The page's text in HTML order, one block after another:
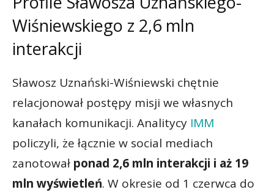
Wiśniewskiego z 2,6 mln
interakcji
Sławosz Uznański-Wiśniewski chętnie
relacjonował postępy misji we własnych
kanałach komunikacji. Analitycy IMM
policzyli, że łącznie w social mediach
zanotował ponad 2,6 mln interakcji i aż 19
mln wyświetleń. W okresie od 1 czerwca do